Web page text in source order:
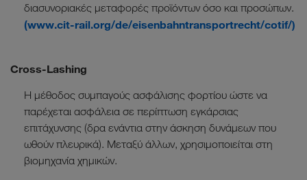
διασυνοριακές μεταφορές προϊόντων όσο και προσώπων.
(www.cit-rail.org/de/eisenbahntransportrecht/cotif/)
Cross-Lashing
Η μέθοδος συμπαγούς ασφάλισης φορτίου ώστε να
παρέχεται ασφάλεια σε περίπτωση εγκάρσιας
επιτάχυνσης (δρα ενάντια στην άσκηση δυνάμεων που
ωθούν πλευρικά). Μεταξύ άλλων, χρησιμοποιείται στη
βιομηχανία χημικών.